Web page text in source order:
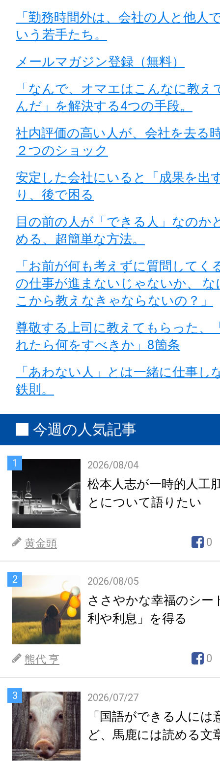
「勤務時間外は、会社の人と他人
いう若手たち。
メールマガジン登録（無料）
「なんで、オマエはこんなに教え
んだ」を解決する4つの手段。
社内評価の高い人が、会社を去る
２つのショック
安定した会社にいると「成果を出
り、後で困る
目の前の人が「できる人」なのか
める、超簡単な方法。
「お前が何も考えずに質問してく
の仕事が進まないじゃないか、
こから教えなきゃならないの？」
尊敬する上司に教えてもらった、
れたら何をすべきか」8箇条
「あわない人」とは一緒に仕事し
鉄則。
今週の人気記事
1 2026/08/04
松本人志が一時的人工
とについて語りたい
黄金頭 0
2 2026/08/05
ささやかな幸福のシー
利や利息」を得る
熊代 亨 0
3 2026/07/27
「国語ができる人には
ど、馬鹿には読める文